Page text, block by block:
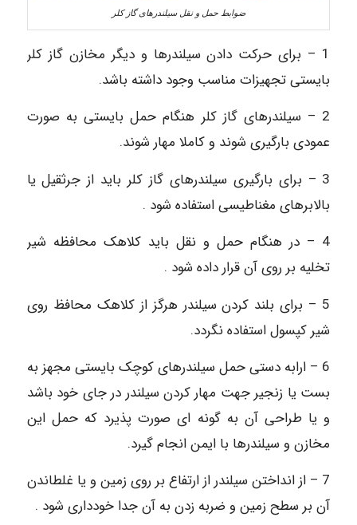
ضوابط حمل و نقل سیلندرهای گاز کلر
1 – برای حرکت دادن سیلندرها و دیگر مخازن گاز کلر
بایستی تجهیزات مناسب وجود داشته باشد.
2 – سیلندرهای گاز کلر هنگام حمل بایستی به صورت
عمودی بارگیری شوند و کاملا مهار شوند.
3 – برای بارگیری سیلندرهای گاز کلر باید از جرثقیل یا
بالابرهای مغناطیسی استفاده شود .
4 – در هنگام حمل و نقل باید کلاهک محافظه شیر
تخلیه بر روی آن قرار داده شود .
5 – برای بلند کردن سیلندر هرگز از کلاهک محافظ روی
شیر کپسول استفاده نگردد.
6 – ارابه دستی حمل سیلندرهای کوچک بایستی مجهز به
بست یا زنجیر جهت مهار کردن سیلندر در جای خود باشد
و یا طراحی آن به گونه ‏ای صورت پذیرد که حمل این
مخازن و سیلندرها با ایمن انجام گیرد.
7 – از انداختن سیلندر از ارتفاع بر روی زمین و یا غلطاندن
آن بر سطح زمین و ضربه زدن به آن جدا خودداری شود .